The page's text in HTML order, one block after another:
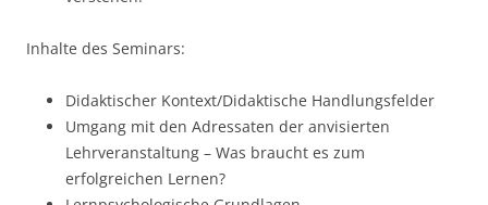
Inhalte des Seminars:
Didaktischer Kontext/Didaktische Handlungsfelder
Umgang mit den Adressaten der anvisierten
Lehrveranstaltung – Was braucht es zum
erfolgreichen Lernen?